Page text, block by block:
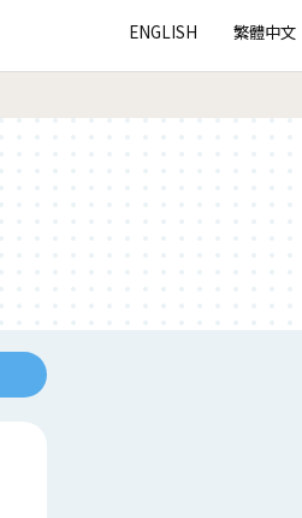
ENGLISH 繁體中文